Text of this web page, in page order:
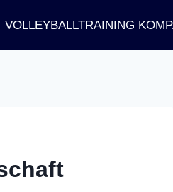
VOLLEYBALLTRAINING